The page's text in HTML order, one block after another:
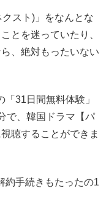
スト)」をなんとな
とを迷っていたり、
、絶対もったいない
31日間無料体験」
で、韓国ドラマ【パ
聴することができま
約手続きもたったの1